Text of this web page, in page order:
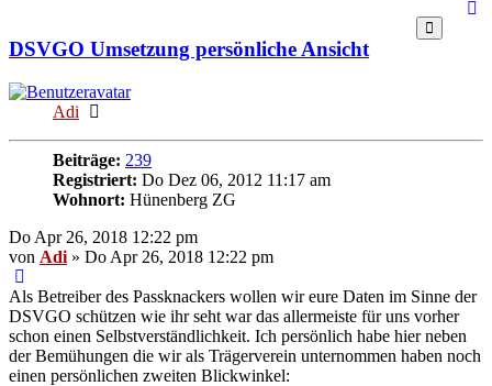
DSVGO Umsetzung persönliche Ansicht
Adi
Beiträge: 239
Registriert: Do Dez 06, 2012 11:17 am
Wohnort: Hünenberg ZG
Do Apr 26, 2018 12:22 pm
von Adi » Do Apr 26, 2018 12:22 pm
Als Betreiber des Passknackers wollen wir eure Daten im Sinne der
DSVGO schützen wie ihr seht war das allermeiste für uns vorher
schon einen Selbstverständlichkeit. Ich persönlich habe hier neben
der Bemühungen die wir als Trägerverein unternommen haben noch
einen persönlichen zweiten Blickwinkel: